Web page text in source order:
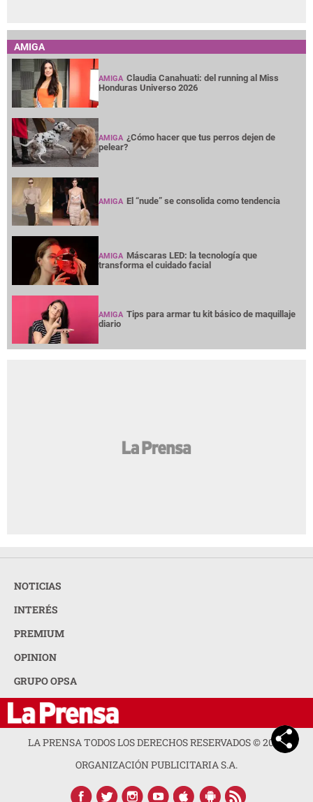
AMIGA
AMIGA Claudia Canahuati: del running al Miss
Honduras Universo 2026
AMIGA ¿Cómo hacer que tus perros dejen de
pelear?
AMIGA El “nude” se consolida como tendencia
AMIGA Máscaras LED: la tecnología que
transforma el cuidado facial
AMIGA Tips para armar tu kit básico de maquillaje
diario
NOTICIAS
INTERÉS
PREMIUM
OPINION
GRUPO OPSA
LA PRENSA TODOS LOS DERECHOS RESERVADOS ©2026
ORGANIZACIÓN PUBLICITARIA S.A.